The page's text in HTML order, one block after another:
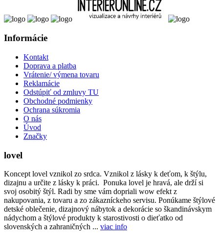
Informácie
Kontakt
Doprava a platba
Vrátenie/ výmena tovaru
Reklamácie
Odstúpiť od zmluvy TU
Obchodné podmienky
Ochrana súkromia
O nás
Úvod
Značky
lovel
Koncept lovel vznikol zo srdca. Vznikol z lásky k deťom, k štýlu,
dizajnu a určite z lásky k práci. Ponuka lovel je hravá, ale drží si
svoj osobitý štýl. Radi by sme vám dopriali wow efekt z
nakupovania, z tovaru a zo zákazníckeho servisu. Ponúkame štýlové
detské oblečenie, dizajnový nábytok a dekorácie so škandinávskym
nádychom a štýlové produkty k starostivosti o dieťatko od
slovenských a zahraničných ... viac info